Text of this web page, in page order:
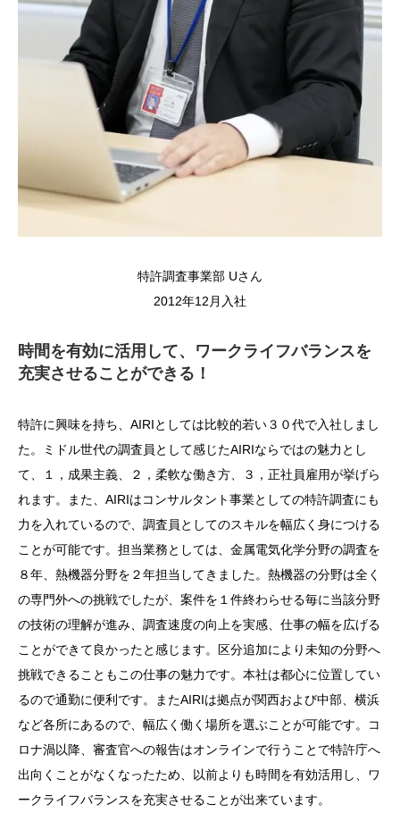
特許調査事業部 Uさん
2012年12月入社
時間を有効に活用して、ワークライフバランスを
充実させることができる！
特許に興味を持ち、AIRIとしては比較的若い３０代で入社しまし
た。ミドル世代の調査員として感じたAIRIならではの魅力とし
て、１，成果主義、２，柔軟な働き方、３，正社員雇用が挙げら
れます。また、AIRIはコンサルタント事業としての特許調査にも
力を入れているので、調査員としてのスキルを幅広く身につける
ことが可能です。担当業務としては、金属電気化学分野の調査を
８年、熱機器分野を２年担当してきました。熱機器の分野は全く
の専門外への挑戦でしたが、案件を１件終わらせる毎に当該分野
の技術の理解が進み、調査速度の向上を実感、仕事の幅を広げる
ことができて良かったと感じます。区分追加により未知の分野へ
挑戦できることもこの仕事の魅力です。本社は都心に位置してい
るので通勤に便利です。またAIRIは拠点が関西および中部、横浜
など各所にあるので、幅広く働く場所を選ぶことが可能です。コ
ロナ渦以降、審査官への報告はオンラインで行うことで特許庁へ
出向くことがなくなったため、以前よりも時間を有効活用し、ワ
ークライフバランスを充実させることが出来ています。